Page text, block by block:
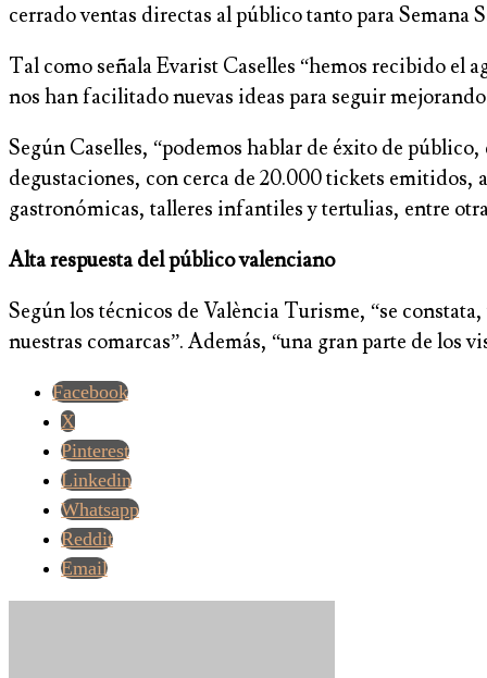
cerrado ventas directas al público tanto para Semana
Tal como señala Evarist Caselles “hemos recibido el
nos han facilitado nuevas ideas para seguir
Según Caselles, “podemos hablar de éxito de
degustaciones, con cerca de 20.000 tickets
gastronómicas, talleres infantiles y tertulias, entre
Alta respuesta del público valenciano
Según los técnicos de València Turisme, “se
nuestras comarcas”. Además, “una gran parte de
Facebook
X
Pinterest
Linkedin
Whatsapp
Reddit
Email